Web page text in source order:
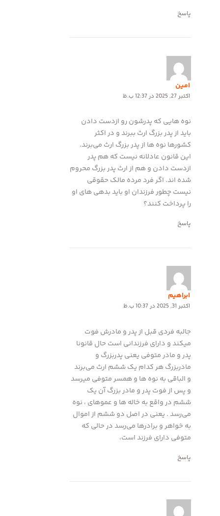
پاسخ
امین
اکتبر 27, 2025 در 12:37 ب.ظ
نوه هایی که پدرشون رو ازدست دادن
باید از پدر بزرگ ارث ببرند و در اکثر
کشورها نوه ها از پدر بزرگ ارث می‌برند.
این قانون عادلانه نیست که هم پدر
ازدست دادن و هم از ارث پدر بزرگ محروم
شده اند. اگر فرد مرده مالک حقوقی
نیست چطور فرزندان او باید بدهی های او
را پرداخت کنند؟
پاسخ
ابراهیم
اکتبر 31, 2025 در 10:37 ب.ظ
جالبه فردی قبل از پدر و مادرش فوت
میکند و دارای فرزندانی است حال قانونا
پدر و مادر متوفی یعنی پدربزرگ و
مادربزرگ هر کدام یک ششم ارث می‌برند
و الباقی به نوه ها و همسر متوفی میرسد
و پس از فوت پدر و مادر بزرگ آن یک
ششم در واقع به خاله ها و عموهای ، نوه
می‌رسد . یعنی در اصل دو ششم از اموال
به خواهر و برادرها می‌رسد در حالی که
متوفی دارای فرزند است،
پاسخ